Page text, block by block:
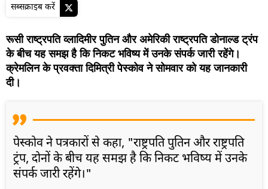
सब्सक्राइब करें
रूसी राष्ट्रपति व्लादिमीर पुतिन और अमेरिकी राष्ट्रपति डोनाल्ड ट्रंप
के बीच यह समझ है कि निकट भविष्य में उनके संपर्क जारी रहेंगे।
क्रेमलिन के प्रवक्ता दिमित्री पेस्कोव ने सोमवार को यह जानकारी
दी।
पेस्कोव ने पत्रकारों से कहा, "राष्ट्रपति पुतिन और राष्ट्रपति
ट्रंप, दोनों के बीच यह समझ है कि निकट भविष्य में उनके
संपर्क जारी रहेंगे।"